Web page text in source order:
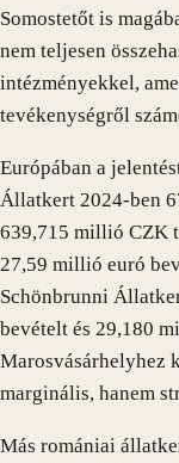
Somostetőt is
nem teljesen
intézményekkel,
tevékenységről
Európában a
Állatkert 2024-ben
639,715 millió CZK
27,59 millió euró
Schönbrunni
bevételt és 29,180
Marosvásárhelyhez
marginális, hanem
Más romániai